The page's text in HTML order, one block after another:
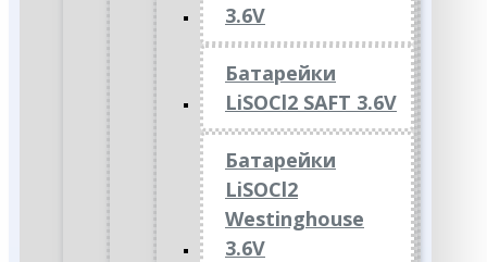
3.6V
Батарейки
LiSOCl2 SAFT 3.6V
Батарейки
LiSOCl2
Westinghouse
3.6V